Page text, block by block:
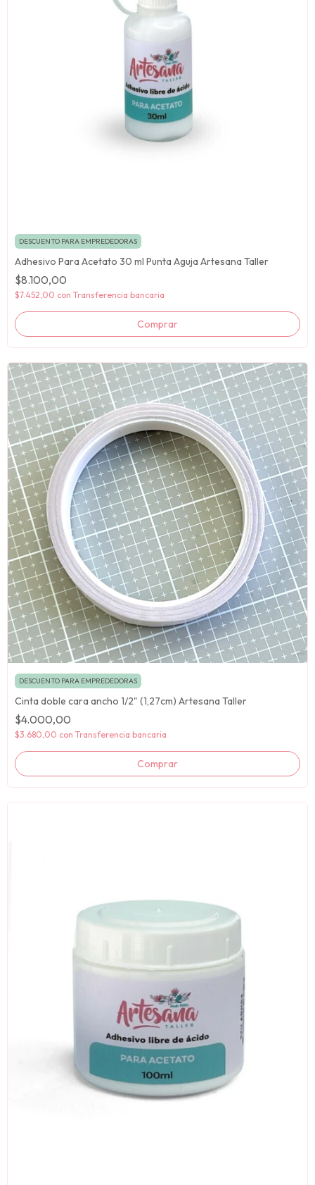
DESCUENTO PARA EMPREDEDORAS
Adhesivo Para Acetato 30 ml Punta Aguja Artesana Taller
$8.100,00
$7.452,00 con Transferencia bancaria
DESCUENTO PARA EMPREDEDORAS
Cinta doble cara ancho 1/2" (1,27cm) Artesana Taller
$4.000,00
$3.680,00 con Transferencia bancaria